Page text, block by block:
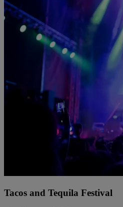
Tacos and Tequila Festival